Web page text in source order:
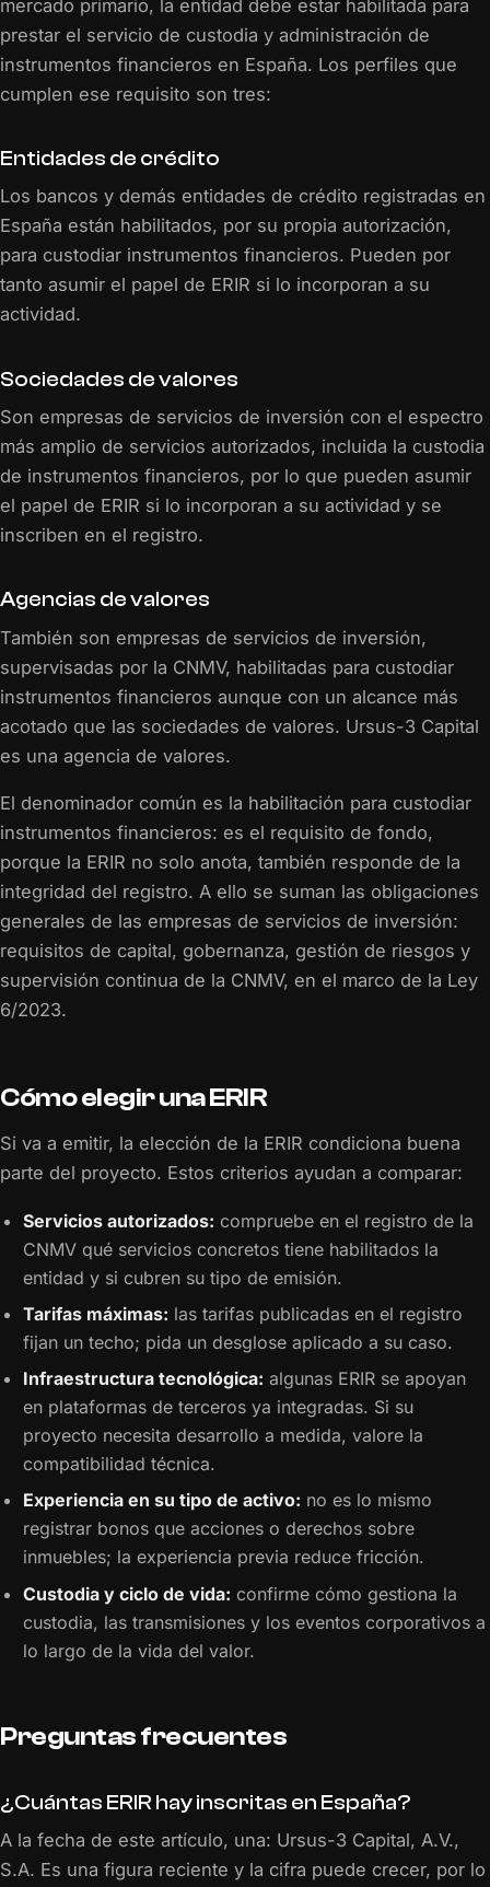
mercado primario, la entidad debe estar habilitada para
prestar el servicio de custodia y administración de
instrumentos financieros en España. Los perfiles que
cumplen ese requisito son tres:
Entidades de crédito
Los bancos y demás entidades de crédito registradas en
España están habilitados, por su propia autorización,
para custodiar instrumentos financieros. Pueden por
tanto asumir el papel de ERIR si lo incorporan a su
actividad.
Sociedades de valores
Son empresas de servicios de inversión con el espectro
más amplio de servicios autorizados, incluida la custodia
de instrumentos financieros, por lo que pueden asumir
el papel de ERIR si lo incorporan a su actividad y se
inscriben en el registro.
Agencias de valores
También son empresas de servicios de inversión,
supervisadas por la CNMV, habilitadas para custodiar
instrumentos financieros aunque con un alcance más
acotado que las sociedades de valores. Ursus-3 Capital
es una agencia de valores.
El denominador común es la habilitación para custodiar
instrumentos financieros: es el requisito de fondo,
porque la ERIR no solo anota, también responde de la
integridad del registro. A ello se suman las obligaciones
generales de las empresas de servicios de inversión:
requisitos de capital, gobernanza, gestión de riesgos y
supervisión continua de la CNMV, en el marco de la Ley
6/2023.
Cómo elegir una ERIR
Si va a emitir, la elección de la ERIR condiciona buena
parte del proyecto. Estos criterios ayudan a comparar:
Servicios autorizados: compruebe en el registro de la
CNMV qué servicios concretos tiene habilitados la
entidad y si cubren su tipo de emisión.
Tarifas máximas: las tarifas publicadas en el registro
fijan un techo; pida un desglose aplicado a su caso.
Infraestructura tecnológica: algunas ERIR se apoyan
en plataformas de terceros ya integradas. Si su
proyecto necesita desarrollo a medida, valore la
compatibilidad técnica.
Experiencia en su tipo de activo: no es lo mismo
registrar bonos que acciones o derechos sobre
inmuebles; la experiencia previa reduce fricción.
Custodia y ciclo de vida: confirme cómo gestiona la
custodia, las transmisiones y los eventos corporativos a
lo largo de la vida del valor.
Preguntas frecuentes
¿Cuántas ERIR hay inscritas en España?
A la fecha de este artículo, una: Ursus-3 Capital, A.V.,
S.A. Es una figura reciente y la cifra puede crecer, por lo